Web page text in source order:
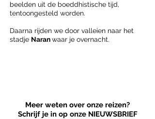
beelden uit de boeddhistische tijd,
tentoongesteld worden.
Daarna rijden we door valleien naar het
stadje Naranwaar je overnacht.
Meer weten over onze reizen?
Schrijf je in op onze NIEUWSBRIEF